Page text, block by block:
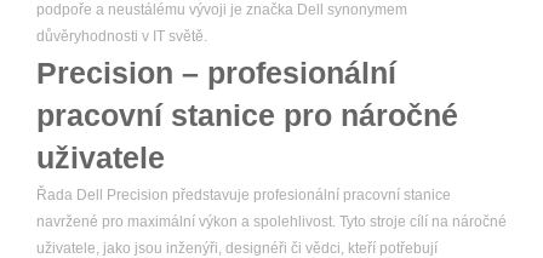
podpoře a neustálému vývoji je značka Dell synonymem
důvěryhodnosti v IT světě.
Precision – profesionální
pracovní stanice pro náročné
uživatele
Řada Dell Precision představuje profesionální pracovní stanice
navržené pro maximální výkon a spolehlivost. Tyto stroje cílí na náročné
uživatele, jako jsou inženýři, designéři či vědci, kteří potřebují